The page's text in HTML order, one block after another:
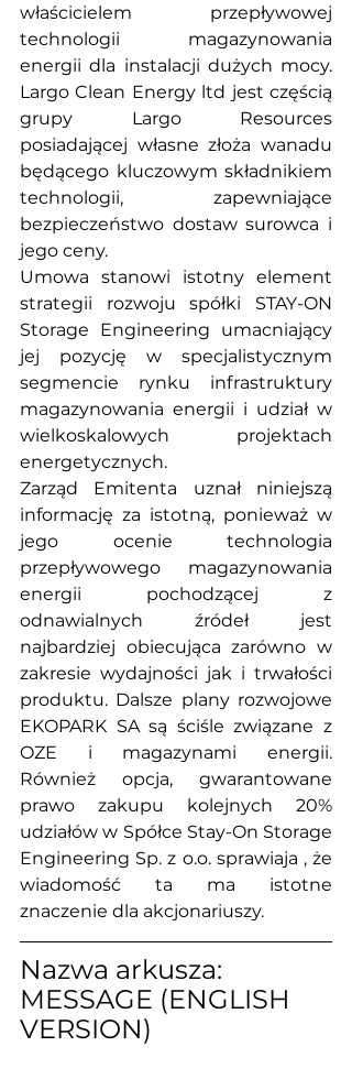
właścicielem przepływowej
technologii magazynowania
energii dla instalacji dużych mocy.
Largo Clean Energy ltd jest częścią
grupy Largo Resources
posiadającej własne złoża wanadu
będącego kluczowym składnikiem
technologii, zapewniające
bezpieczeństwo dostaw surowca i
jego ceny.
Umowa stanowi istotny element
strategii rozwoju spółki STAY-ON
Storage Engineering umacniający
jej pozycję w specjalistycznym
segmencie rynku infrastruktury
magazynowania energii i udział w
wielkoskalowych projektach
energetycznych.
Zarząd Emitenta uznał niniejszą
informację za istotną, ponieważ w
jego ocenie technologia
przepływowego magazynowania
energii pochodzącej z
odnawialnych źródeł jest
najbardziej obiecująca zarówno w
zakresie wydajności jak i trwałości
produktu. Dalsze plany rozwojowe
EKOPARK SA są ściśle związane z
OZE i magazynami energii.
Również opcja, gwarantowane
prawo zakupu kolejnych 20%
udziałów w Spółce Stay-On Storage
Engineering Sp. z o.o. sprawiaja , że
wiadomość ta ma istotne
znaczenie dla akcjonariuszy.
Nazwa arkusza:
MESSAGE (ENGLISH
VERSION)